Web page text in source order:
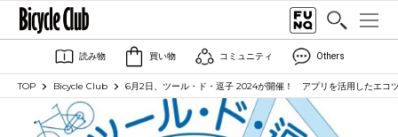
読み物 買い物 コミュニティ Others
TOP Bicycle Club 6月2日、ツール・ド・逗子 2024が開催！ アプリを活用したエコ